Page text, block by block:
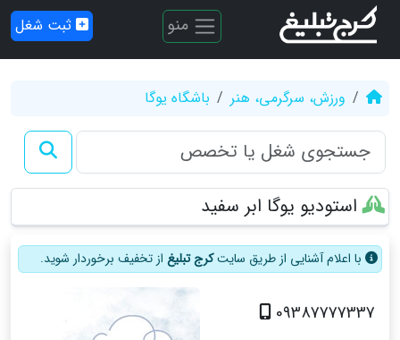
منو ثبت شغل
ورزش، سرگرمی، هنر باشگاه یوگا
استودیو یوگا ابر سفید
با اعلام آشنایی از طریق سایتکرج تبلیغ از تخفیف برخوردار شوید.
09387777337